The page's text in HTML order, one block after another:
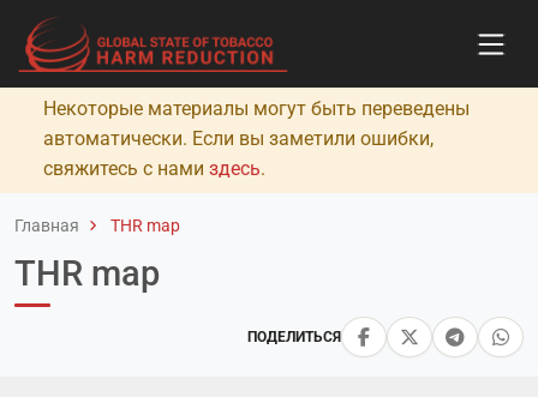
Некоторые материалы могут быть переведены
автоматически. Если вы заметили ошибки,
свяжитесь с нами здесь.
Главная THR map
ПОДЕЛИТЬСЯ
THR map